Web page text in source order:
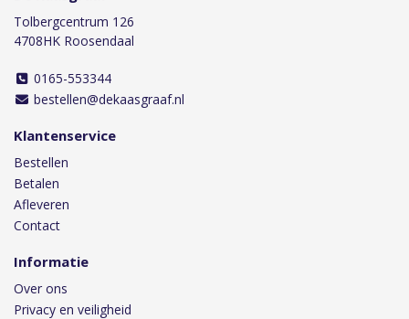
Tolbergcentrum 126
4708HK Roosendaal
0165-553344
bestellen@dekaasgraaf.nl
Klantenservice
Bestellen
Betalen
Afleveren
Contact
Informatie
Over ons
Privacy en veiligheid